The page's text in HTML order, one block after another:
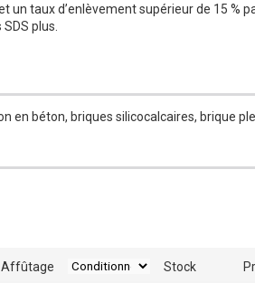
un taux d’enlèvement supérieur de 15 %
plus.
en béton, briques silicocalcaires, brique
Affûtage Stock